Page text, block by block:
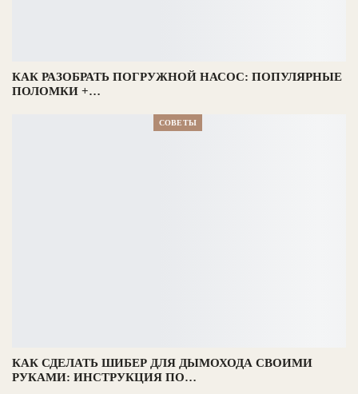
КАК РАЗОБРАТЬ ПОГРУЖНОЙ НАСОС: ПОПУЛЯРНЫЕ
ПОЛОМКИ +…
СОВЕТЫ
КАК СДЕЛАТЬ ШИБЕР ДЛЯ ДЫМОХОДА СВОИМИ
РУКАМИ: ИНСТРУКЦИЯ ПО…